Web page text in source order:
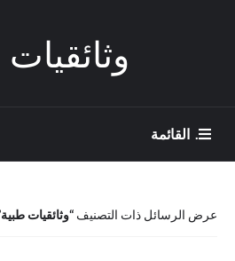
. القائمة
عرض الرسائل ذات التصنيف وثائقيات طبية